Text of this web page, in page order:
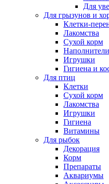
Для
Для грызунов и
Клетки-
Лакомства
Сухой корм
Игрушки
Гигиена и
Для птиц
Клетки
Сухой корм
Лакомства
Игрушки
Гигиена
Витамины
Для рыбок
Декорация
Корм
Препараты
Аквариумы